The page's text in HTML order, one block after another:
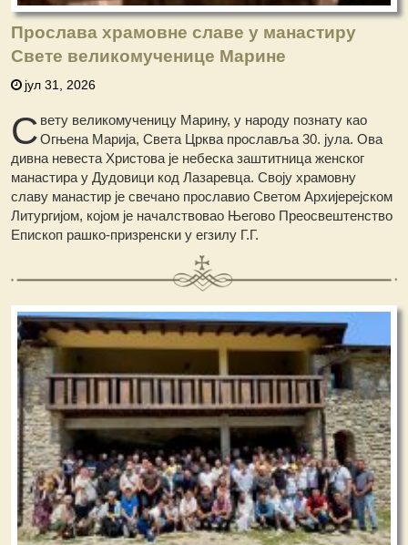
Прослава храмовне славе у манастиру
Свете великомученице Марине
јул 31, 2026
С вету великомученицу Марину, у народу познату као
Огњена Марија, Света Црква прославља 30. јула. Ова
дивна невеста Христова је небеска заштитница женског
манастира у Дудовици код Лазаревца. Своју храмовну
славу манастир је свечано прославио Светом Архијерејском
Литургијом, којом је началствовао Његово Преосвештенство
Епископ рашко-призренски у егзилу Г.Г.